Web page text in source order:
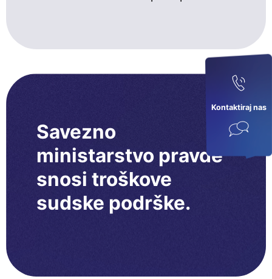
Kontaktiraj nas
Savezno
ministarstvo pravde
snosi troškove
sudske podrške.